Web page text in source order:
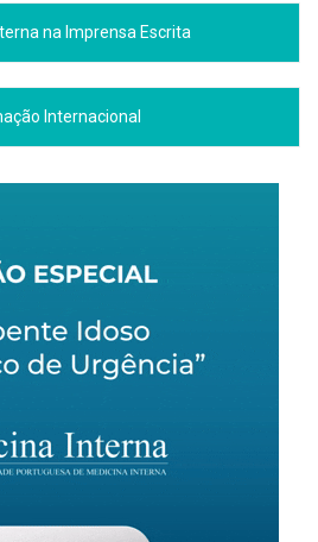
na Imprensa Escrita
Internacional